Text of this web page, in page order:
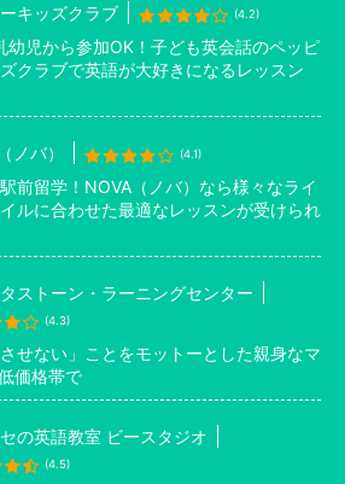
キッズクラブ (4.2)
幼児から参加OK！子ども英会話のペッピ
クラブで英語が大好きになるレッスン
ノバ） (4.1)
前留学！NOVA（ノバ）なら様々なライ
ルに合わせた最適なレッスンが受けられ
ストーン・ラーニングセンター
(4.3)
させない」ことをモットーとした親身なマ
価格帯で
の英語教室 ビースタジオ
(4.5)